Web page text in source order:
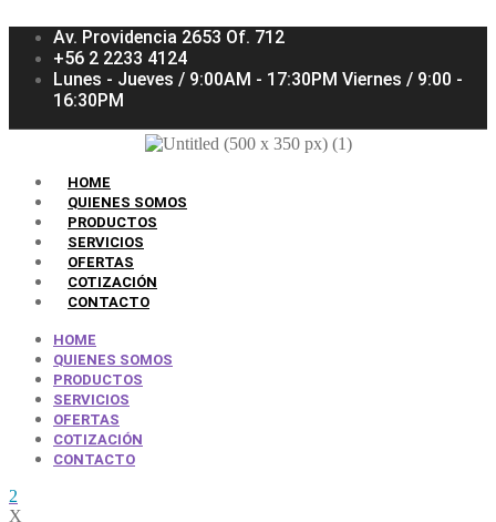
Av. Providencia 2653 Of. 712
+56 2 2233 4124
Lunes - Jueves / 9:00AM - 17:30PM Viernes / 9:00 -
16:30PM
HOME
QUIENES SOMOS
PRODUCTOS
SERVICIOS
OFERTAS
COTIZACIÓN
CONTACTO
HOME
QUIENES SOMOS
PRODUCTOS
SERVICIOS
OFERTAS
COTIZACIÓN
CONTACTO
2
X